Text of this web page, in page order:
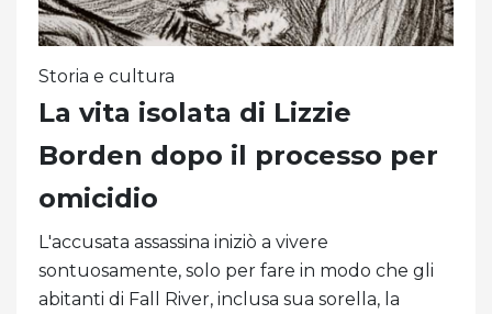
Storia e cultura
La vita isolata di Lizzie
Borden dopo il processo per
omicidio
L'accusata assassina iniziò a vivere
sontuosamente, solo per fare in modo che gli
abitanti di Fall River, inclusa sua sorella, la